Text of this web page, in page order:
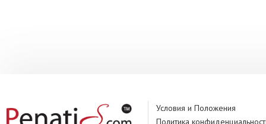
Условия и Положения
Политика